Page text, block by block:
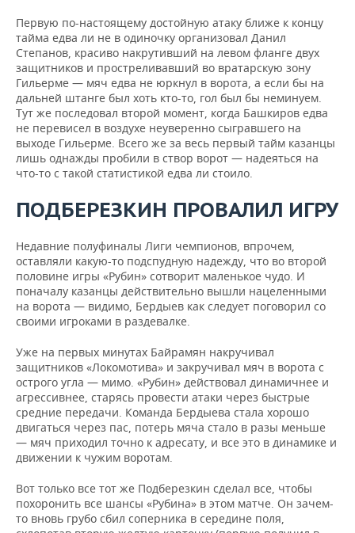
Первую по-настоящему достойную атаку ближе к концу
тайма едва ли не в одиночку организовал Данил
Степанов, красиво накрутивший на левом фланге двух
защитников и простреливавший во вратарскую зону
Гильерме — мяч едва не юркнул в ворота, а если бы на
дальней штанге был хоть кто-то, гол был бы неминуем.
Тут же последовал второй момент, когда Башкиров едва
не перевисел в воздухе неуверенно сыгравшего на
выходе Гильерме. Всего же за весь первый тайм казанцы
лишь однажды пробили в створ ворот — надеяться на
что-то с такой статистикой едва ли стоило.
ПОДБЕРЕЗКИН ПРОВАЛИЛ ИГРУ
Недавние полуфиналы Лиги чемпионов, впрочем,
оставляли какую-то подспудную надежду, что во второй
половине игры «Рубин» сотворит маленькое чудо. И
поначалу казанцы действительно вышли нацеленными
на ворота — видимо, Бердыев как следует поговорил со
своими игроками в раздевалке.
Уже на первых минутах Байрамян накручивал
защитников «Локомотива» и закручивал мяч в ворота с
острого угла — мимо. «Рубин» действовал динамичнее и
агрессивнее, старясь провести атаки через быстрые
средние передачи. Команда Бердыева стала хорошо
двигаться через пас, потерь мяча стало в разы меньше
— мяч приходил точно к адресату, и все это в динамике и
движении к чужим воротам.
Вот только все тот же Подберезкин сделал все, чтобы
похоронить все шансы «Рубина» в этом матче. Он зачем-
то вновь грубо сбил соперника в середине поля,